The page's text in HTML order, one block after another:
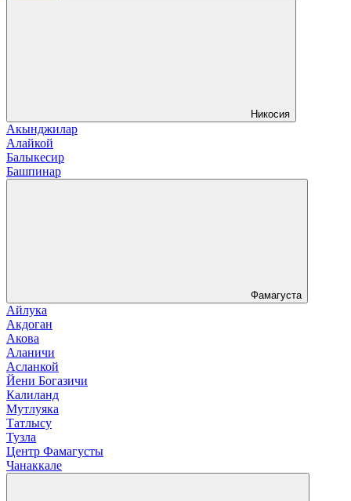
Никосия
Акынджилар
Алайкой
Балыкесир
Башпинар
Фамагуста
Айлука
Акдоган
Акова
Аланичи
Асланкой
Йени Богазичи
Калиланд
Мутлуяка
Татлысу
Тузла
Центр Фамагусты
Чанаккале